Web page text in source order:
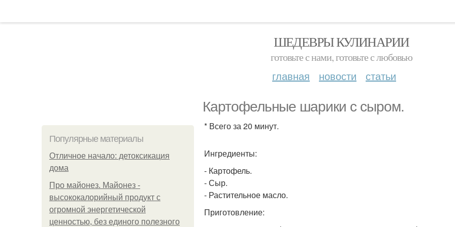
ШЕДЕВРЫ КУЛИНАРИИ
готовьте с нами, готовьте с любовью
главная новости статьи
Картофельные шарики с сыром.
Популярные материалы
Отличное начало: детоксикация
дома
Про майонез. Майонез -
высококалорийный продукт с
огромной энергетической
ценностью, без единого полезного
* Всего за 20 минут.
Ингредиенты:
- Картофель.
- Сыр.
- Растительное масло.
Приготовление: